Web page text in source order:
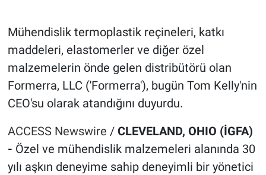
Mühendislik termoplastik reçineleri, katkı
maddeleri, elastomerler ve diğer özel
malzemelerin önde gelen distribütörü olan
Formerra, LLC ('Formerra'), bugün Tom Kelly'nin
CEO'su olarak atandığını duyurdu.
ACCESS Newswire / CLEVELAND, OHIO (İGFA)
- Özel ve mühendislik malzemeleri alanında 30
yılı aşkın deneyime sahip deneyimli bir yönetici